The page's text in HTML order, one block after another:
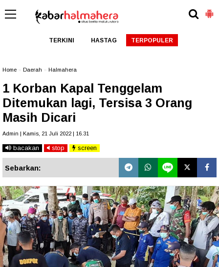
TERKINI HASTAG TERPOPULER
Home Daerah Halmahera
1 Korban Kapal Tenggelam
Ditemukan lagi, Tersisa 3 Orang
Masih Dicari
Admin | Kamis, 21 Juli 2022 | 16.31
bacakan stop screen
Sebarkan: